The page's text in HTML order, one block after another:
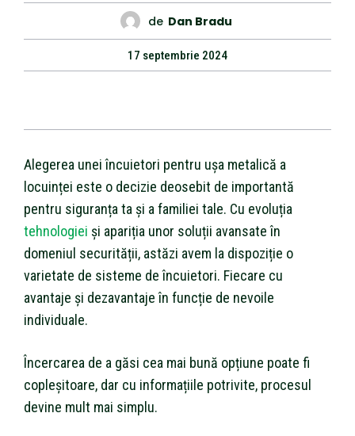
de Dan Bradu
17 septembrie 2024
Alegerea unei încuietori pentru ușa metalică a
locuinței este o decizie deosebit de importantă
pentru siguranța ta și a familiei tale. Cu evoluția
tehnologiei și apariția unor soluții avansate în
domeniul securității, astăzi avem la dispoziție o
varietate de sisteme de încuietori. Fiecare cu
avantaje și dezavantaje în funcție de nevoile
individuale.
Încercarea de a găsi cea mai bună opțiune poate fi
copleșitoare, dar cu informațiile potrivite, procesul
devine mult mai simplu.